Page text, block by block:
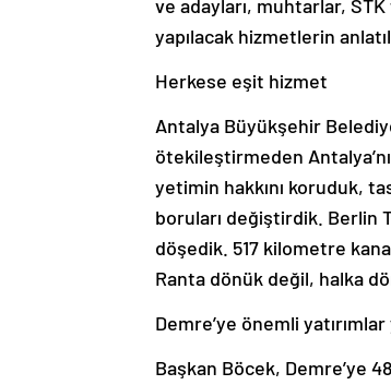
ve adayları, muhtarlar,
yapılacak hizmetlerin
Herkese eşit hizmet
Antalya Büyükşehir
ötekileştirmeden
yetimin hakkını koruduk,
boruları değiştirdik. Berlin
döşedik. 517 kilometre
Ranta dönük değil, halka
Demre’ye önemli yatırımlar
Başkan Böcek, Demre’ye